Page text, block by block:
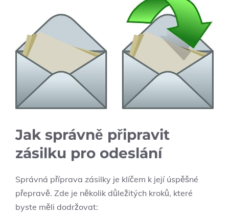
Jak správně připravit
zásilku pro odeslání
Správná příprava zásilky je klíčem k její úspěšné
přepravě. Zde je několik důležitých kroků, které
byste měli dodržovat: